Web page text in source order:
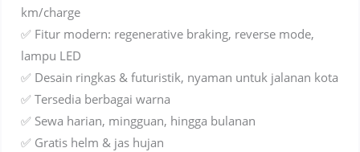
km/charge
✅ Fitur modern: regenerative braking, reverse mode,
lampu LED
✅ Desain ringkas & futuristik, nyaman untuk jalanan kota
✅ Tersedia berbagai warna
✅ Sewa harian, mingguan, hingga bulanan
✅ Gratis helm & jas hujan